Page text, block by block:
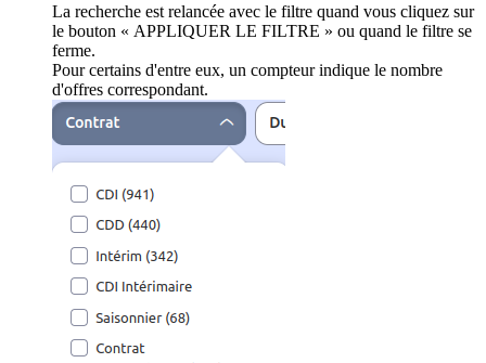
La recherche est relancée avec le filtre quand vous cliquez sur
le bouton « APPLIQUER LE FILTRE » ou quand le filtre se
ferme.
Pour certains d'entre eux, un compteur indique le nombre
d'offres correspondant.